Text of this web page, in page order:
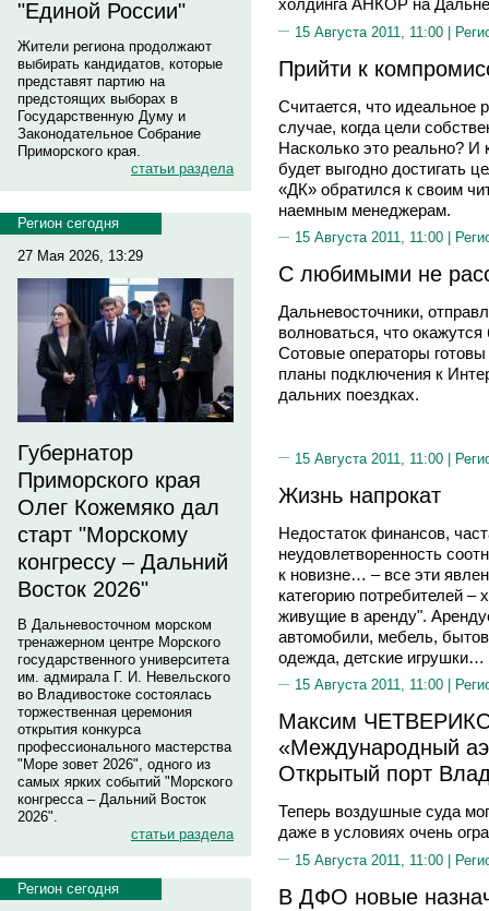
"Единой России"
Жители региона продолжают
выбирать кандидатов, которые
представят партию на
предстоящих выборах в
Государственную Думу и
Законодательное Собрание
Приморского края.
статьи раздела
Регион сегодня
27 Мая 2026, 13:29
Губернатор
Приморского края
Олег Кожемяко дал
старт "Морскому
конгрессу – Дальний
Восток 2026"
В Дальневосточном морском
тренажерном центре Морского
государственного университета
им. адмирала Г. И. Невельского
во Владивостоке состоялась
торжественная церемония
открытия конкурса
профессионального мастерства
"Море зовет 2026", одного из
самых ярких событий "Морского
конгресса – Дальний Восток
2026".
статьи раздела
Регион сегодня
холдинга АНКОР на
15 Августа 2011, 11:00 |
Прийти к
Считается, что идеальное
случае, когда цели
Насколько это реально? И
будет выгодно достигать
«ДК» обратился к своим
наемным менеджерам.
15 Августа 2011, 11:00 |
С любимыми не
Дальневосточники,
волноваться, что
Сотовые операторы
планы подключения к
дальних поездках.
15 Августа 2011, 11:00 |
Жизнь напрокат
Недостаток финансов,
неудовлетворенность
к новизне… – все эти
категорию потребителей –
живущие в аренду".
автомобили, мебель,
одежда, детские игрушки…
15 Августа 2011, 11:00 |
Максим
«Международный
Открытый порт
Теперь воздушные суда
даже в условиях очень
15 Августа 2011, 11:00 |
В ДФО новые